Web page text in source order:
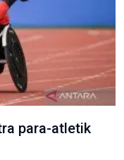
para-atletik